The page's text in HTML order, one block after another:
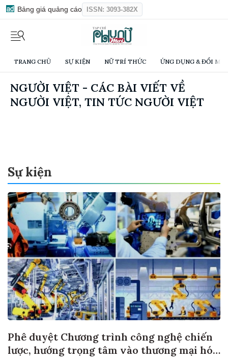
Bảng giá quảng cáo ISSN: 3093-382X
TRANG CHỦ SỰ KIỆN NỮ TRÍ THỨC ỨNG DỤNG & ĐỔI
NGƯỜI VIỆT - CÁC BÀI VIẾT VỀ
NGƯỜI VIỆT, TIN TỨC NGƯỜI VIỆT
Sự kiện
Phê duyệt Chương trình công nghệ chiến
lược, hướng trọng tâm vào thương mại hóa